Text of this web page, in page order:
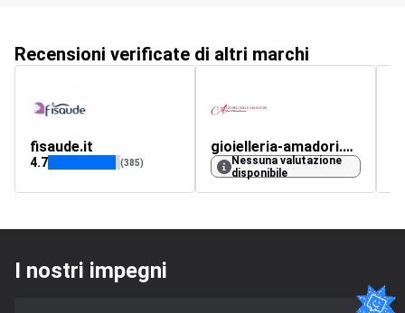
Recensioni verificate di altri marchi
fisaude.it
4.7 (385)
gioielleria-amadori.com
Nessuna valutazione
disponibile
I nostri impegni